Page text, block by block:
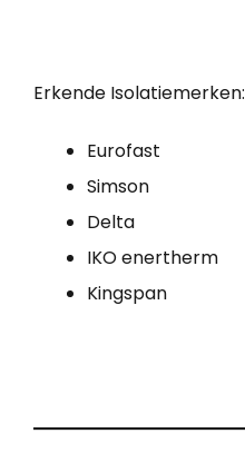
Erkende Isolatiemerken:
Eurofast
Simson
Delta
IKO enertherm
Kingspan